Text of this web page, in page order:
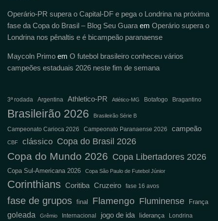
Operário-PR supera o Capital-DF e pega o Londrina na próxima
fase da Copa do Brasil – Blog Seu Guaraem Operário supera o
Londrina nos pênaltis e é bicampeão paranaense
Maycoln Primo em O futebol brasileiro conheceu vários
campeões estaduais 2026 neste fim de semana
3ª rodada Argentina Athletico-PR Atlético-MG Botafogo Bragantino
Brasileirão 2026 Brasileirão Série B
Campeonato Carioca 2026 Campeonato Paranaense 2026 campeão
CBF clássico Copa do Brasil 2026
Copa do Mundo 2026 Copa Libertadores 2026
Copa Sul-Americana 2026 Copa São Paulo de Futebol Júnior
Corinthians Coritiba Cruzeiro fase 16 avos
fase de grupos final Flamengo Fluminense França
goleada Grêmio Internacional jogo de ida liderança Londrina